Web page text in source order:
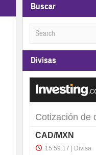
Buscar
Divisas